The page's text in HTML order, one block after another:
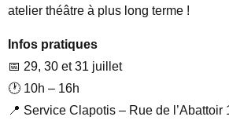
atelier théâtre à plus long terme !
Infos pratiques
📅 29, 30 et 31 juillet
🕐 10h – 16h
📍 Service Clapotis – Rue de l’Abattoir